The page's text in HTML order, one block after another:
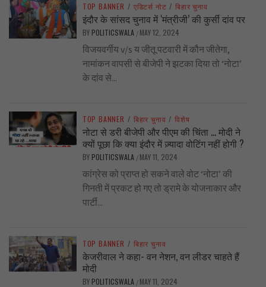
TOP BANNER / एडिटर्स नोट / बिहार चुनाव
इंदौर के सांसद चुनाव में ‘मंत्रीजी’ की कुर्सी दांव पर
BY POLITICSWALA / MAY 12, 2024
विजयवर्गीय v/s य जीतू पटवारी में कौन जीतेगा,
नामांकन वापसी से बीजेपी ने झटका दिया तो ‘नोटा’
के दांव से...
TOP BANNER / बिहार चुनाव / विशेष
नोटा से डरी बीजेपी और पीएम की चिंता … मोदी ने
क्यों पूछा कि क्या इंदौर में ज़्यादा वोटिंग नहीं होगी ?
BY POLITICSWALA / MAY 11, 2024
कांग्रेस को प्राप्त हो सकने वाले वोट ‘नोटा’ की
गिनती में प्रकट हो गए तो ड्रामे के योजनाकार और
पार्टी...
TOP BANNER / बिहार चुनाव
केजरीवाल ने कहा- वन नेशन, वन लीडर चाहते हैं
मोदी
BY POLITICSWALA / MAY 11, 2024